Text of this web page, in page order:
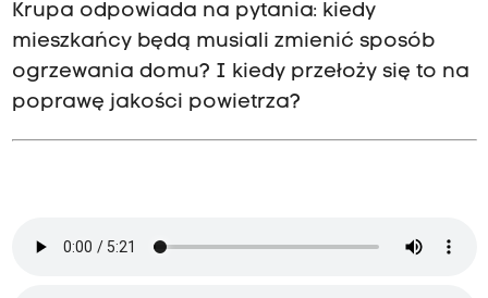
Krupa odpowiada na pytania: kiedy
mieszkańcy będą musiali zmienić sposób
ogrzewania domu? I kiedy przełoży się to na
poprawę jakości powietrza?